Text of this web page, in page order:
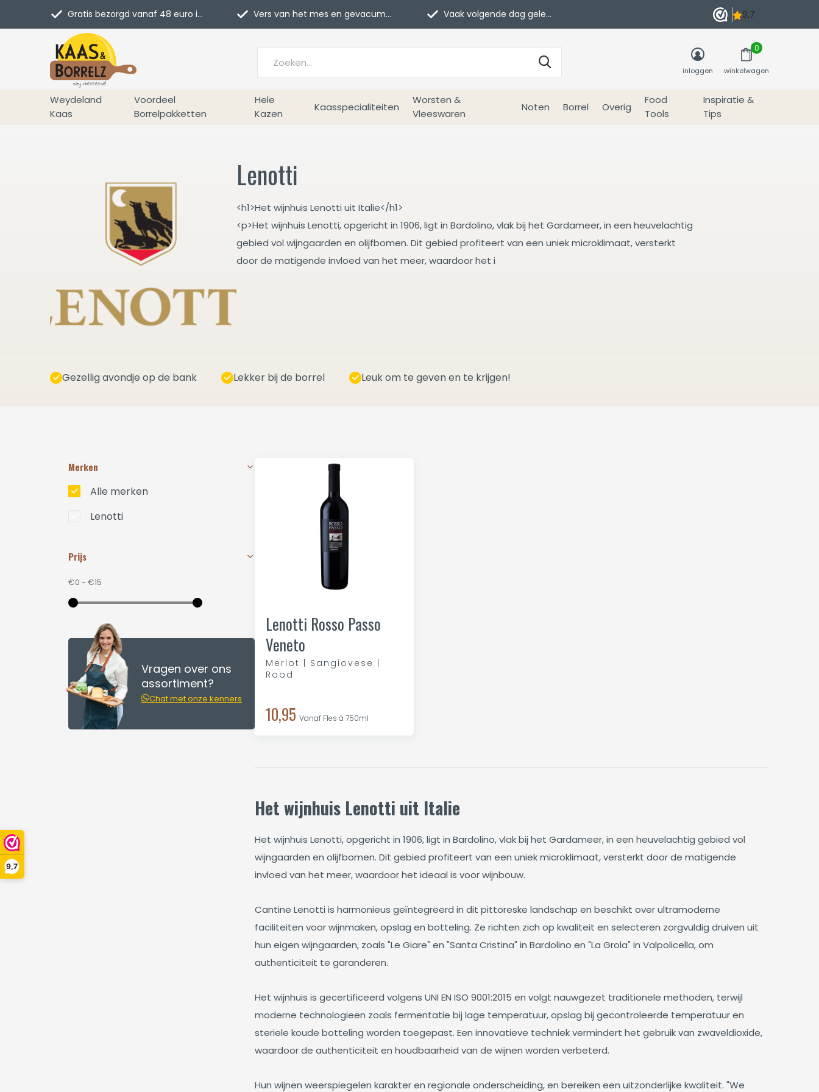
9,7
Weydeland
Kaas
Voordeel
Borrelpakketten
Hele
Kazen
Kaasspecialiteiten
Worsten &
Vleeswaren
Noten Borrel Overig
Food
Tools
Inspiratie &
Tips
inloggen winkelwagen
0
Gratis bezorgd vanaf 48 euro in NL Vers van het mes en gevacumeerd Vaak volgende dag geleverd
Lenotti
<h1>Het wijnhuis Lenotti uit Italie</h1>
<p>Het wijnhuis Lenotti, opgericht in 1906, ligt in Bardolino, vlak bij het Gardameer, in een heuvelachtig
gebied vol wijngaarden en olijfbomen. Dit gebied profiteert van een uniek microklimaat, versterkt
door de matigende invloed van het meer, waardoor het i
Gezellig avondje op de bank Lekker bij de borrel Leuk om te geven en te krijgen!
Lenotti Rosso Passo
Veneto
Merlot | Sangiovese |
Rood
10,95 Vanaf Fles à 750ml
Het wijnhuis Lenotti uit Italie
Het wijnhuis Lenotti, opgericht in 1906, ligt in Bardolino, vlak bij het Gardameer, in een heuvelachtig gebied vol
wijngaarden en olijfbomen. Dit gebied profiteert van een uniek microklimaat, versterkt door de matigende
invloed van het meer, waardoor het ideaal is voor wijnbouw. ​​
Cantine Lenotti is harmonieus geïntegreerd in dit pittoreske landschap en beschikt over ultramoderne
faciliteiten voor wijnmaken, opslag en botteling. Ze richten zich op kwaliteit en selecteren zorgvuldig druiven uit
hun eigen wijngaarden, zoals "Le Giare" en "Santa Cristina" in Bardolino en "La Grola" in Valpolicella, om
authenticiteit te garanderen.
Het wijnhuis is gecertificeerd volgens UNI EN ISO 9001:2015 en volgt nauwgezet traditionele methoden, terwijl
moderne technologieën zoals fermentatie bij lage temperatuur, opslag bij gecontroleerde temperatuur en
steriele koude botteling worden toegepast. Een innovatieve techniek vermindert het gebruik van zwaveldioxide,
waardoor de authenticiteit en houdbaarheid van de wijnen worden verbeterd.
Hun wijnen weerspiegelen karakter en regionale onderscheiding, en bereiken een uitzonderlijke kwaliteit. "We
Merken
Alle merken
Lenotti
Prijs
€0 - €15
Vragen over ons
assortiment?
Chat met onze kenners